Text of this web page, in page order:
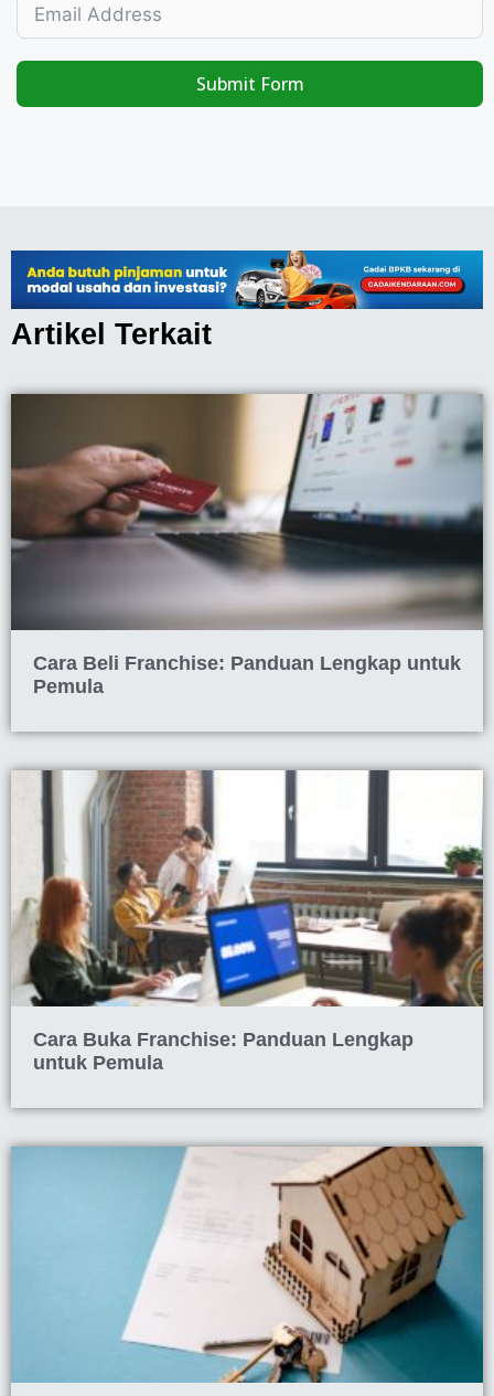
Submit Form
Artikel Terkait
Cara Beli Franchise: Panduan Lengkap untuk
Pemula
Cara Buka Franchise: Panduan Lengkap
untuk Pemula